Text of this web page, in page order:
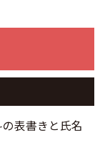
表書きと氏名